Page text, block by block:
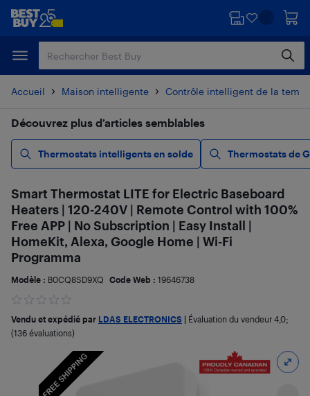
Passer
principal
Passer
Accueil Maison intelligente Contrôle intelligent de la
Découvrez plus d’articles semblables
Thermostats intelligents en solde Thermostats de
Smart Thermostat LITE for Electric Baseboard
Heaters | 120-240V | Remote Control with 100%
Free APP | No Subscription | Easy Install |
HomeKit, Alexa, Google Home | Wi-Fi
Programma
Modèle : B0CQ8SD9XQ Code Web : 19646738
Vendu et expédié par LDAS ELECTRONICS Évaluation du vendeur 4,0;
(136 évaluations)